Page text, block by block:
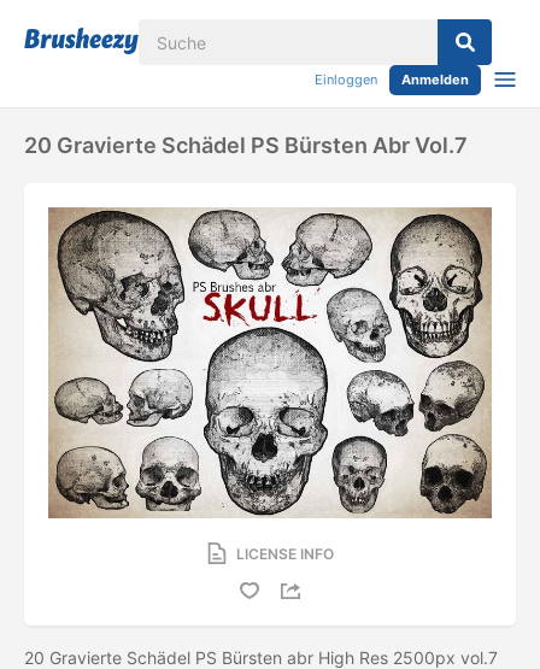
Einloggen Anmelden
20 Gravierte Schädel PS Bürsten Abr Vol.7
LICENSE INFO
20 Gravierte Schädel PS Bürsten abr High Res 2500px vol.7